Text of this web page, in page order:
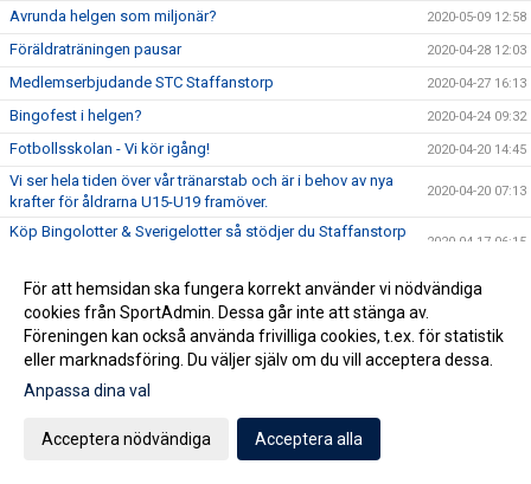
Avrunda helgen som miljonär? 2020-05-09 12:58
Föräldraträningen pausar 2020-04-28 12:03
Medlemserbjudande STC Staffanstorp 2020-04-27 16:13
Bingofest i helgen? 2020-04-24 09:32
Fotbollsskolan - Vi kör igång! 2020-04-20 14:45
Vi ser hela tiden över vår tränarstab och är i behov av nya
krafter för åldrarna U15-U19 framöver.
2020-04-20 07:13
Köp Bingolotter & Sverigelotter så stödjer du Staffanstorp
2020-04-17 06:15
Tjejcupen 2020 är tyvärr inställd! 2020-04-16 16:24
Virtuellt inträde 2020 2020-04-16 12:01
NYHET! Digitala Bingolotter! 2020-04-08 11:54
Kansliet Påskstängt
Uppdatering gällande träningar och träningsmatcher
Påskbingo!
För att hemsidan ska fungera korrekt använder vi nödvändiga
cookies från SportAdmin. Dessa går inte att stänga av.
Föreningen kan också använda frivilliga cookies, t.ex. för statistik
eller marknadsföring. Du väljer själv om du vill acceptera dessa.
Anpassa dina val
Acceptera nödvändiga Acceptera alla